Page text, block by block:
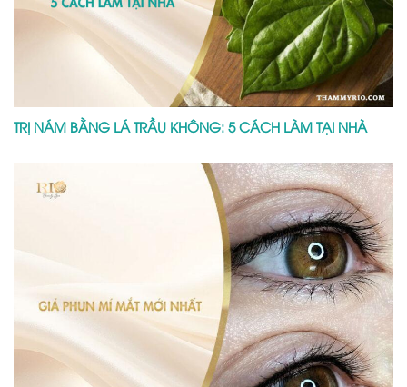
TRỊ NÁM BẰNG LÁ TRẦU KHÔNG: 5 CÁCH LÀM TẠI NHÀ